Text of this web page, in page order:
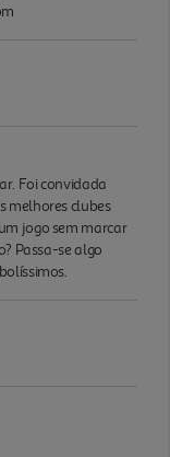
Foi convidada
melhores clubes
jogo sem marcar
Passa-se algo